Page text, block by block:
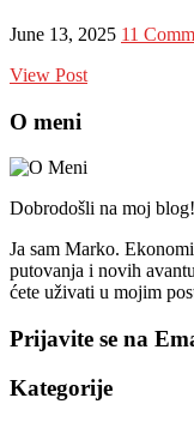
June 13, 2025 11
View Post
O meni
Dobrodošli na moj blog!
Ja sam Marko.
putovanja i novih
ćete uživati u mojim
Prijavite se na
Kategorije